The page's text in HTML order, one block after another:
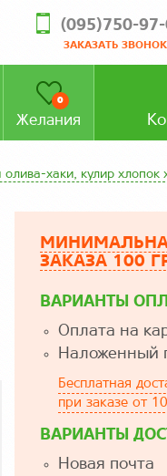
(095)750-
ЗАКАЗАТЬ ЗВОНОК
Желания
0
хаки, кулир хлопок
ЗАКАЗА 100
ВАРИАНТЫ
Оплата на
Наложенный
Бесплатная
при заказе от
ВАРИАНТЫ
Новая почта